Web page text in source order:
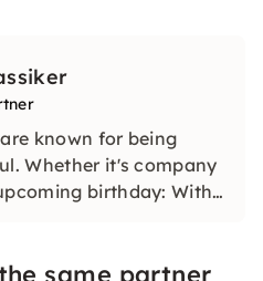
known for being
Whether it's company
birthday: With
same partner